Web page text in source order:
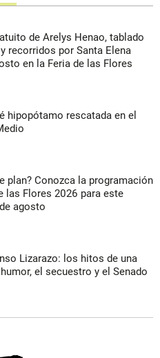
de Arelys Henao, tablado
recorridos por Santa Elena
en la Feria de las Flores
hipopótamo rescatada en el
plan? Conozca la programación
las Flores 2026 para este
agosto
Lizarazo: los hitos de una
el secuestro y el Senado